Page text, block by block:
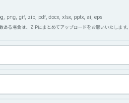
png, gif, zip, pdf, docx, xlsx, pptx, ai, eps
ある場合は、ZIPにまとめてアップロードをお願いいたします。